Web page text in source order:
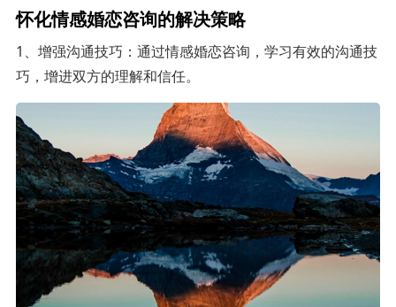
怀化情感婚恋咨询的解决策略
1、增强沟通技巧：通过情感婚恋咨询，学习有效的沟通技
巧，增进双方的理解和信任。